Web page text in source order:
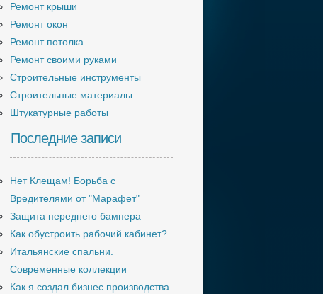
Ремонт крыши
Ремонт окон
Ремонт потолка
Ремонт своими руками
Строительные инструменты
Строительные материалы
Штукатурные работы
Последние записи
Нет Клещам! Борьба с
Вредителями от "Марафет"
Защита переднего бампера
Как обустроить рабочий кабинет?
Итальянские спальни.
Современные коллекции
Как я создал бизнес производства